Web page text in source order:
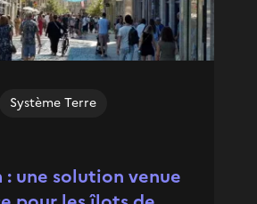
: une solution venue
Système Terre